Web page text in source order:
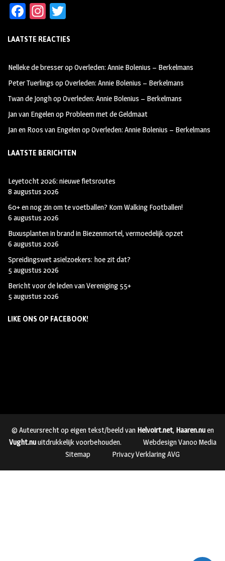
Fa
b
oo
k
In
ag
m
tt
LAATSTE REACTIES
Nelleke de bresseropOverleden: Annie Bolenius – Berkelmans
Peter Tuerlings opOverleden: Annie Bolenius – Berkelmans
Twan de JonghopOverleden: Annie Bolenius – Berkelmans
Jan van Engelenop Probleem met de Geldmaat
Jan en Roos van EngelenopOverleden: Annie Bolenius – Berkelmans
LAATSTE BERICHTEN
Leyetocht 2026: nieuwe fietsroutes
8 augustus 2026
60+ en nog zin om te voetballen? Kom Walking Footballen!
6 augustus 2026
Buxusplanten in brand in Biezenmortel, vermoedelijk opzet
6 augustus 2026
Spreidingswet asielzoekers: hoe zit dat?
5 augustus 2026
Bericht voor de leden van Vereniging 55+
5 augustus 2026
LIKE ONS OP FACEBOOK!
© Auteursrecht op eigen tekst/beeld van Helvoirt.net, Haaren.nuen
Vught.nuuitdrukkelijk voorbehouden.
Webdesign Vanoo Media
Sitemap
Privacy Verklaring AVG